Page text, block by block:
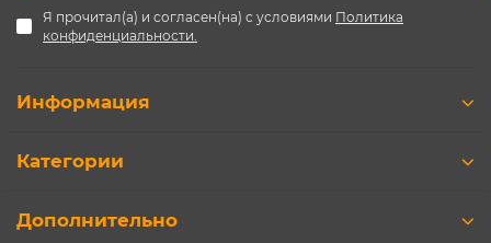
Я прочитал(а) и согласен(на) с условиями Политика
конфиденциальности.
Информация
Категории
Дополнительно